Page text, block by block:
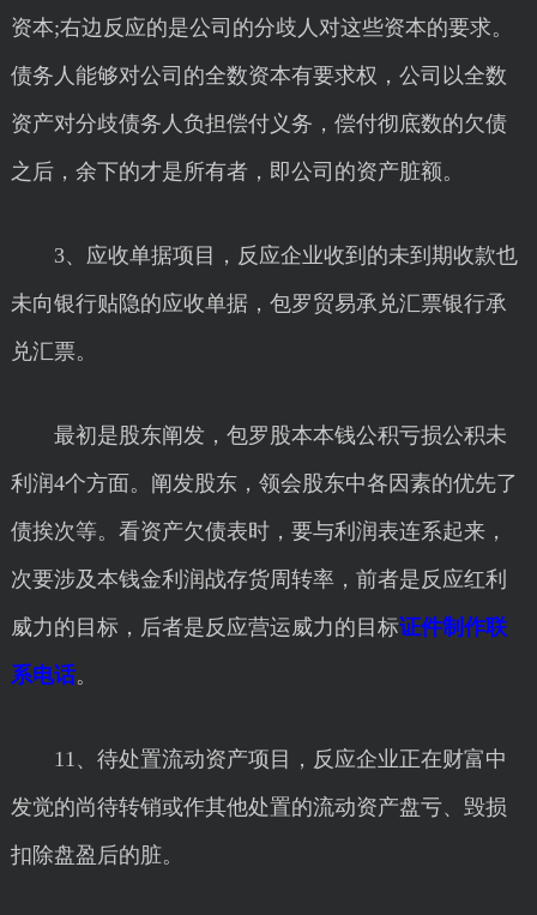
资本;右边反应的是公司的分歧人对这些资本的要求。
债务人能够对公司的全数资本有要求权，公司以全数
资产对分歧债务人负担偿付义务，偿付彻底数的欠债
之后，余下的才是所有者，即公司的资产脏额。
3、应收单据项目，反应企业收到的未到期收款也
未向银行贴隐的应收单据，包罗贸易承兑汇票银行承
兑汇票。
最初是股东阐发，包罗股本本钱公积亏损公积未
利润4个方面。阐发股东，领会股东中各因素的优先了
债挨次等。看资产欠债表时，要与利润表连系起来，
次要涉及本钱金利润战存货周转率，前者是反应红利
威力的目标，后者是反应营运威力的目标证件制作联
系电话。
11、待处置流动资产项目，反应企业正在财富中
发觉的尚待转销或作其他处置的流动资产盘亏、毁损
扣除盘盈后的脏。